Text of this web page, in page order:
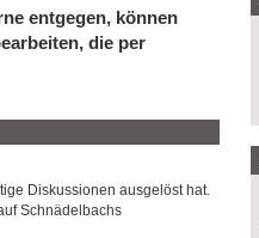
entgegen, können
die per
Diskussionen ausgelöst hat.
Schnädelbachs